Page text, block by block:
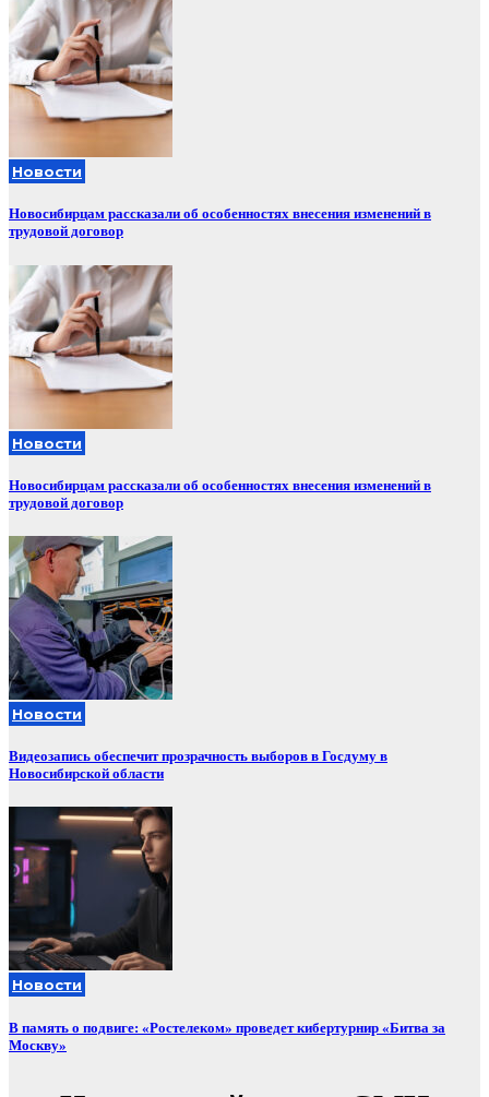
Новости
Новосибирцам рассказали об особенностях внесения изменений в
трудовой договор
Новости
Новосибирцам рассказали об особенностях внесения изменений в
трудовой договор
Новости
Видеозапись обеспечит прозрачность выборов в Госдуму в
Новосибирской области
Новости
В память о подвиге: «Ростелеком» проведет кибертурнир «Битва за
Москву»